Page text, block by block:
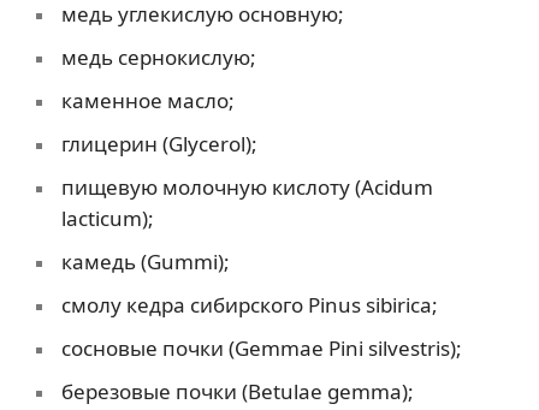
медь углекислую основную;
медь сернокислую;
каменное масло;
глицерин (Glycerol);
пищевую молочную кислоту (Acidum
lacticum);
камедь (Gummi);
смолу кедра сибирского Pinus sibirica;
сосновые почки (Gemmae Pini silvestris);
березовые почки (Betulae gemma);